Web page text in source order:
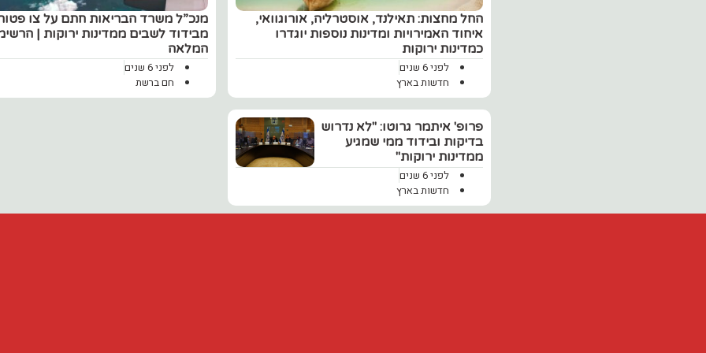
החל מחצות: תאילנד, אוסטרליה, אורוגוואי,
איחוד האמירויות ומדינות נוספות יוגדרו
כמדינות ירוקות
לפני 6 שנים
חדשות בארץ
‏מנכ”ל משרד הבריאות חתם על צו
מבידוד לשבים ממדינות ירוקות |
המלאה
לפני 6 שנים
חם ברשת
פרופ' איתמר גרוטו: "לא נדרוש
בדיקות ובידוד ממי שמגיע
ממדינות ירוקות"
לפני 6 שנים
חדשות בארץ